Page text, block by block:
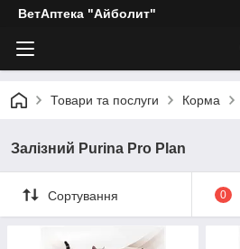
ВетАптека "Айболит"
Товари та послуги Корма
Залізний Purina Pro Plan
Сортування 0